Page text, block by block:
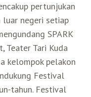
pertunjukan
negeri setiap
SPARK
Teater Tari Kuda
kelompok pelakon
Festival
tahun. Festival